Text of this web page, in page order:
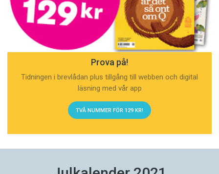
Prova på!
Tidningen i brevlådan plus tillgång till webben och digital
läsning med vår app
TVÅ NUMMER FÖR 129 KR!